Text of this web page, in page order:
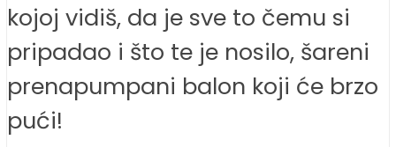
kojoj vidiš, da je sve to čemu si
pripadao i što te je nosilo, šareni
prenapumpani balon koji će brzo
pući!